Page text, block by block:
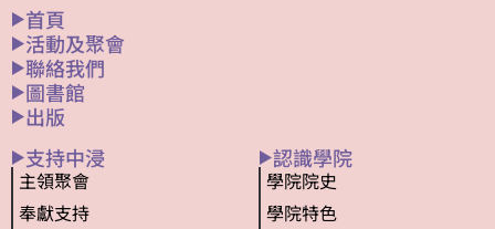
首頁
活動及聚會
聯絡我們
圖書館
出版
支持中浸
主領聚會
奉獻支持
認識學院
學院院史
學院特色